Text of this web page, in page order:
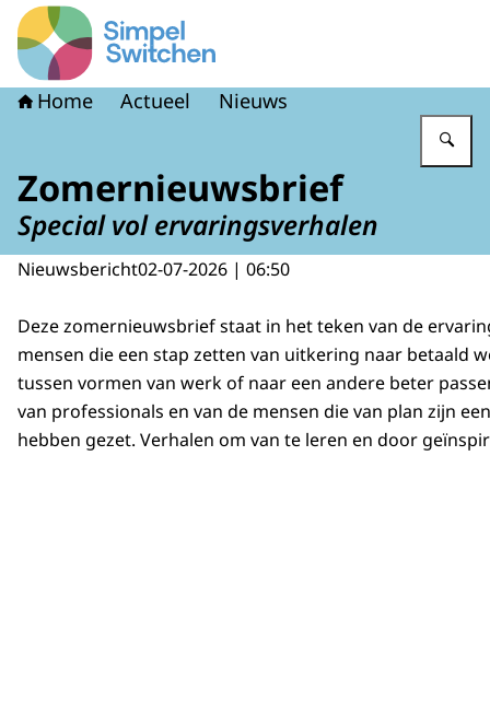
Naar de homepage van Simpel Switchen
Home Actueel Nieuws
Zomernieuwsbrief
Special vol ervaringsverhalen
Nieuwsbericht02-07-2026 | 06:50
Deze zomernieuwsbrief staat in het teken van de
mensen die een stap zetten van uitkering naar betaald
tussen vormen van werk of naar een andere beter
van professionals en van de mensen die van plan zijn
hebben gezet. Verhalen om van te leren en door